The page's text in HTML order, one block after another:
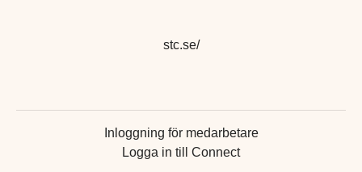
stc.se/
Inloggning för medarbetare
Logga in till Connect